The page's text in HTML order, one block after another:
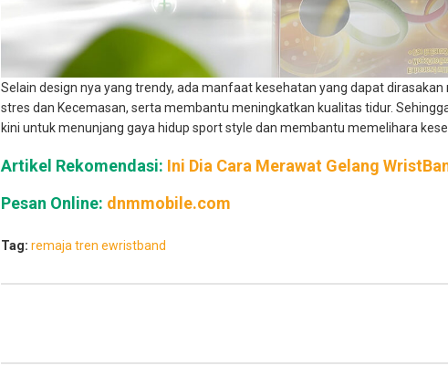
Selain design nya yang trendy, ada manfaat kesehatan yang dapat
stres dan Kecemasan, serta membantu meningkatkan kualitas tidur.
kini untuk menunjang gaya hidup sport style dan membantu memelihara
Artikel Rekomendasi: Ini Dia Cara Merawat Gelang
Pesan Online: dnmmobile.com
Tag: remaja tren ewristband